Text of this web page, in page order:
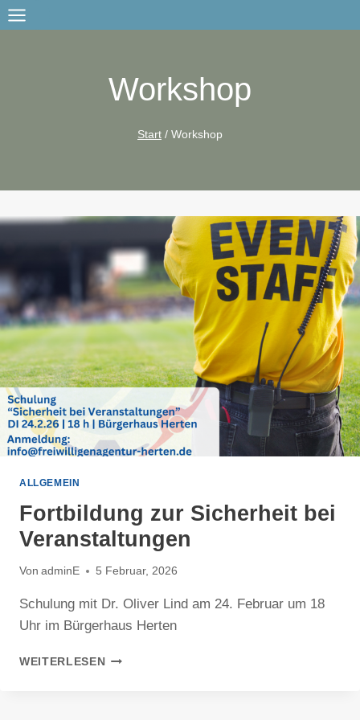
Zum
Inhalt
Workshop
Start / Workshop
ALLGEMEIN
Fortbildung zur Sicherheit bei
Veranstaltungen
Von adminE 5 Februar, 2026
Schulung mit Dr. Oliver Lind am 24. Februar um 18
Uhr im Bürgerhaus Herten
WEITERLESENFORTBILDUNG